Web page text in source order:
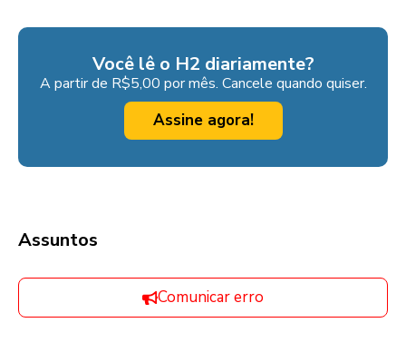
Você lê o H2 diariamente?
A partir de R$5,00 por mês. Cancele quando quiser.
Assine agora!
Assuntos
Comunicar erro